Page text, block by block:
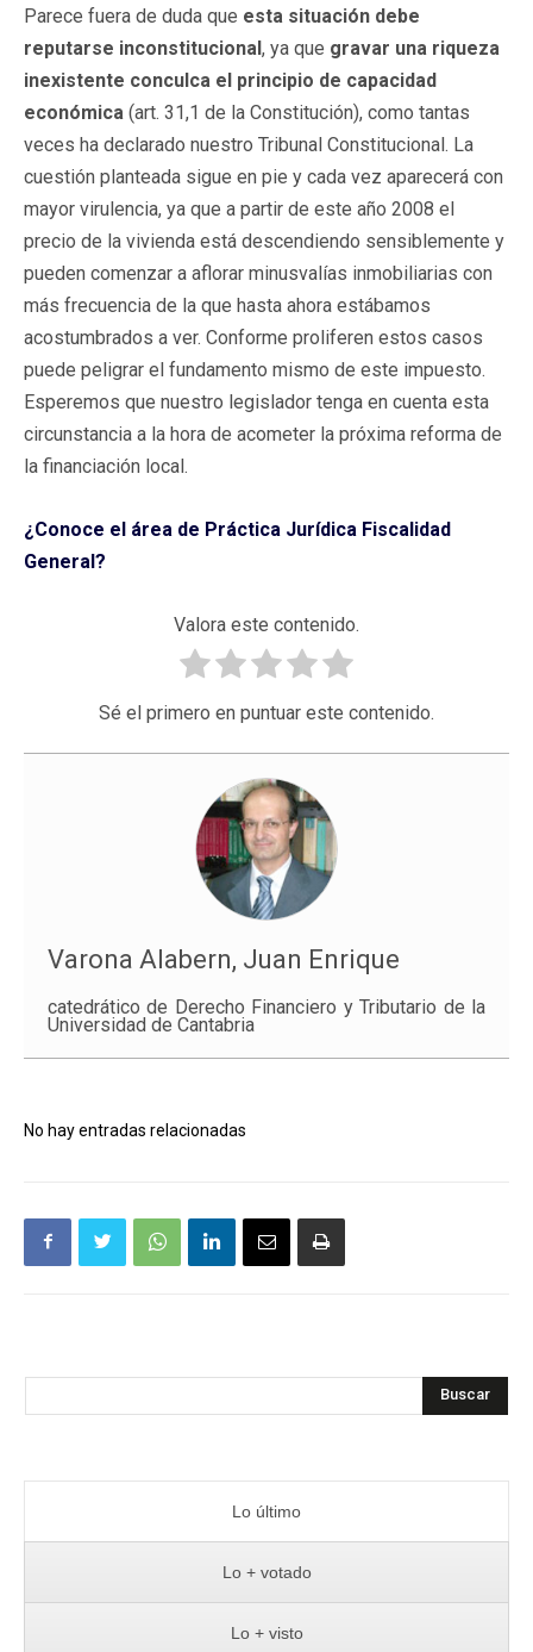
Parece fuera de duda que esta situación debe
reputarse inconstitucional, ya que gravar una riqueza
inexistente conculca el principio de capacidad
económica (art. 31,1 de la Constitución), como tantas
veces ha declarado nuestro Tribunal Constitucional. La
cuestión planteada sigue en pie y cada vez aparecerá con
mayor virulencia, ya que a partir de este año 2008 el
precio de la vivienda está descendiendo sensiblemente y
pueden comenzar a aflorar minusvalías inmobiliarias con
más frecuencia de la que hasta ahora estábamos
acostumbrados a ver. Conforme proliferen estos casos
puede peligrar el fundamento mismo de este impuesto.
Esperemos que nuestro legislador tenga en cuenta esta
circunstancia a la hora de acometer la próxima reforma de
la financiación local.
¿Conoce el área de Práctica Jurídica Fiscalidad
General?
Valora este contenido.
Sé el primero en puntuar este contenido.
Varona Alabern, Juan Enrique
catedrático de Derecho Financiero y Tributario de la
Universidad de Cantabria
No hay entradas relacionadas
Buscar
Lo último
Lo + votado
Lo + visto